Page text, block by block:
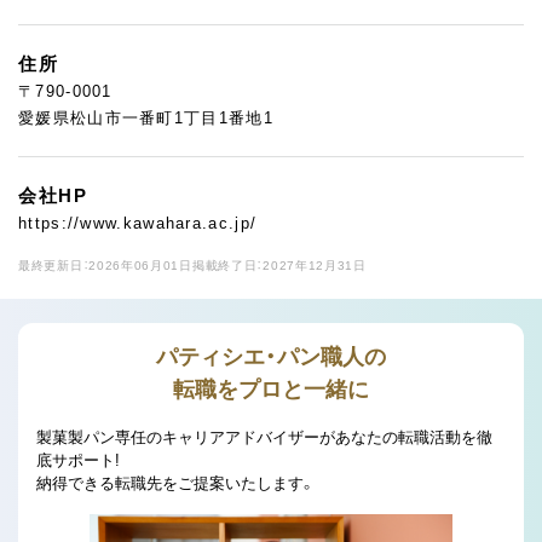
住所
〒790-0001
愛媛県松山市一番町1丁目1番地1
会社HP
https://www.kawahara.ac.jp/
最終更新日：2026年06月01日 掲載終了日：2027年12月31日
パティシエ・パン職人の
転職をプロと一緒に
製菓製パン専任のキャリアアドバイザーがあなたの転職活動を徹
底サポート!
納得できる転職先をご提案いたします。